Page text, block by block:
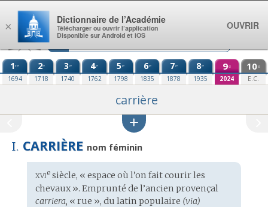
Aller au contenu
1re
1694
2e
1718
3e
1740
4e
1762
5e
1798
6e
1835
7e
1878
8e
1935
9e
2024
10e
E.C.
carrière
I. CARRIÈRE nom féminin
Étymologie
:
xviesiècle, « espace où l’on fait courir les
chevaux ». Emprunté de l’ancien provençal
carriera, « rue », du latin populaire (via)
×
Dictionnaire de l’Académie
Télécharger ou ouvrir l’application
Disponible sur Android et iOS
OUVRIR